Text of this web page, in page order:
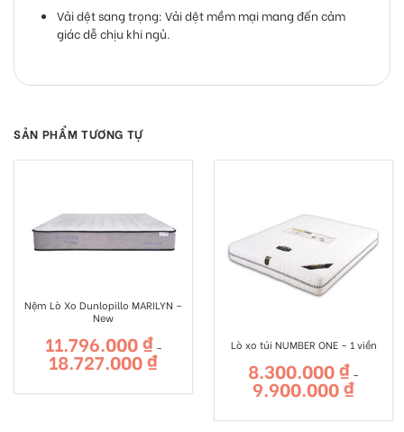
Vải dệt sang trọng: Vải dệt mềm mại mang đến cảm
giác dễ chịu khi ngủ.
SẢN PHẨM TƯƠNG TỰ
Nệm Lò Xo Dunlopillo MARILYN –
New
11.796.000₫ –
18.727.000₫Khoảng
đến
Lò xo túi NUMBER ONE – 1 viền
8.300.000₫ –
9.900.000₫Khoảng
đến